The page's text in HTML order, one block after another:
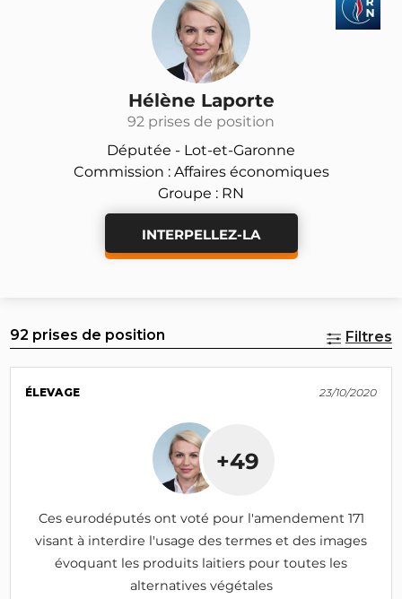
Hélène Laporte
92 prises de position
Députée - Lot-et-Garonne
Commission : Affaires économiques
Groupe : RN
INTERPELLEZ-LA
92 prises de position Filtres
ÉLEVAGE 23/10/2020
+49
Ces eurodéputés ont voté pour l'amendement 171
visant à interdire l'usage des termes et des images
évoquant les produits laitiers pour toutes les
alternatives végétales